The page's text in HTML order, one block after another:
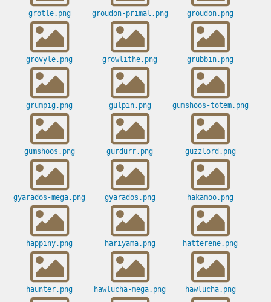
grotle.png groudon-primal.png groudon.png
grovyle.png growlithe.png grubbin.png
grumpig.png gulpin.png gumshoos-totem.png
gumshoos.png gurdurr.png guzzlord.png
gyarados-mega.png gyarados.png hakamoo.png
happiny.png hariyama.png hatterene.png
haunter.png hawlucha-mega.png hawlucha.png